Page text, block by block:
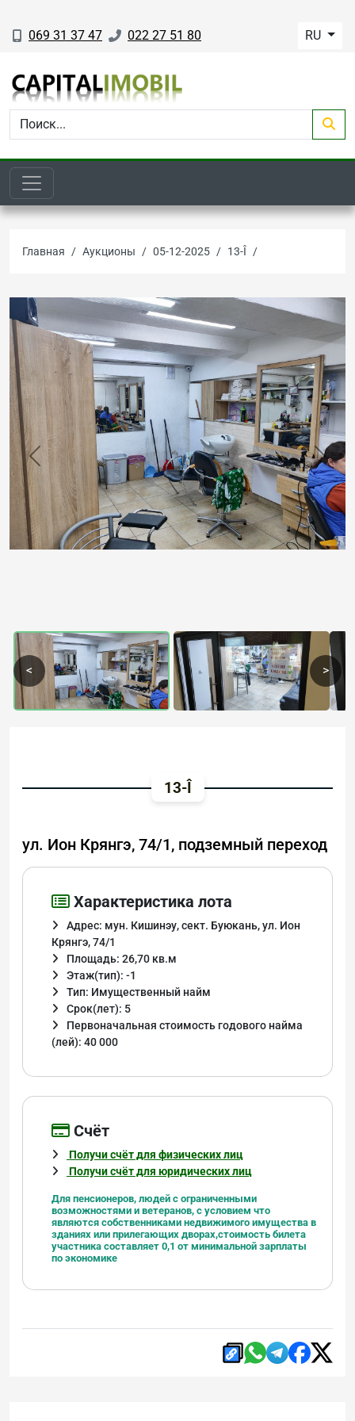
069 31 37 47 022 27 51 80 RU
Главная Аукционы 05-12-2025 13-Î
Previous Next
< >
13-Î
ул. Ион Крянгэ, 74/1, подземный переход
Характеристика лота
Адрес: мун. Кишинэу, сект. Буюкань, ул. Ион
Крянгэ, 74/1
Площадь: 26,70 кв.м
Этаж(тип): -1
Тип: Имущественный найм
Срок(лет): 5
Первоначальная стоимость годового найма
(лей): 40 000
Cчёт
Получи счёт для физических лиц
Получи счёт для юридических лиц
Для пенсионеров, людей с ограниченными
возможностями и ветеранов, с условием что
являются собственниками недвижимого имущества в
зданиях или прилегающих дворах,стоимость билета
участника составляет 0,1 от минимальной зарплаты
по экономике